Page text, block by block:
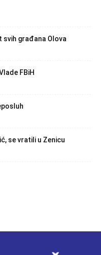
svih građana Olova
FBiH
se vratili u Zenicu